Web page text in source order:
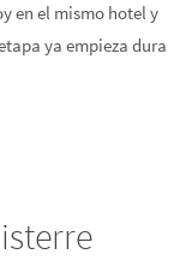
en el mismo hotel y
ya empieza dura